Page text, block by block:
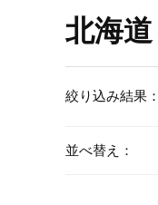
北海
絞り込み結果：
並べ替え：